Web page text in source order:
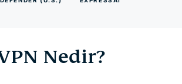
Nedir?